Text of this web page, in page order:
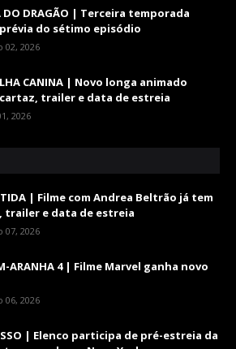
DO DRAGÃO | Terceira temporada
do sétimo episódio
02, 2026
CANINA | Novo longa animado
trailer e data de estreia
2026
| Filme com Andrea Beltrão já tem
trailer e data de estreia
07, 2026
ARANHA 4 | Filme Marvel ganha novo
06, 2026
| Elenco participa de pré-estreia da